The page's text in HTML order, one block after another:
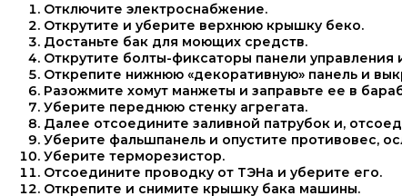
Отключите электроснабжение.
Открутите и уберите верхнюю крышку беко.
Достаньте бак для моющих средств.
Открутите болты-фиксаторы панели управления
Открепите нижнюю «декоративную» панель и
Разожмите хомут манжеты и заправьте ее в
Уберите переднюю стенку агрегата.
Далее отсоедините заливной патрубок и,
Уберите фальшпанель и опустите противовес,
Уберите терморезистор.
Отсоедините проводку от ТЭНа и уберите его.
Открепите и снимите крышку бака машины.